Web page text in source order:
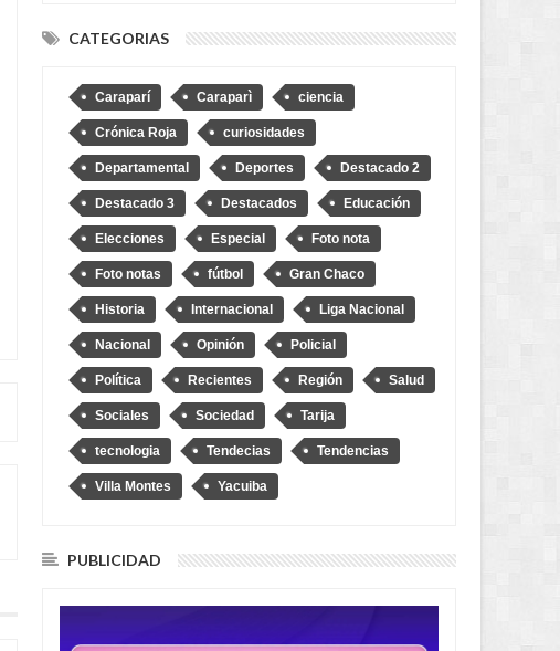
CATEGORIAS
Caraparí Caraparì ciencia
Crónica Roja curiosidades
Departamental Deportes Destacado 2
Destacado 3 Destacados Educación
Elecciones Especial Foto nota
Foto notas fútbol Gran Chaco
Historia Internacional Liga Nacional
Nacional Opinión Policial
Política Recientes Región Salud
Sociales Sociedad Tarija
tecnologia Tendecias Tendencias
Villa Montes Yacuiba
PUBLICIDAD